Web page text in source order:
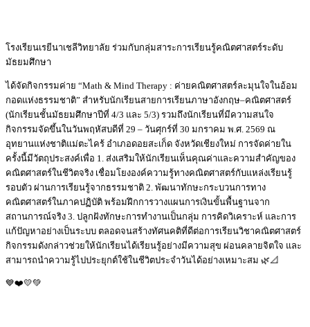
โรงเรียนเรยีนาเชลีวิทยาลัย ร่วมกับกลุ่มสาระการเรียนรู้คณิตศาสตร์ระดับ
มัธยมศึกษา
ได้จัดกิจกรรมค่าย “Math & Mind Therapy : ค่ายคณิตศาสตร์ละมุนใจในอ้อม
กอดแห่งธรรมชาติ” สำหรับนักเรียนสายการเรียนภาษาอังกฤษ–คณิตศาสตร์
(นักเรียนชั้นมัธยมศึกษาปีที่ 4/3 และ 5/3) รวมถึงนักเรียนที่มีความสนใจ
กิจกรรมจัดขึ้นในวันพฤหัสบดีที่ 29 – วันศุกร์ที่ 30 มกราคม พ.ศ. 2569 ณ
อุทยานแห่งชาติแม่ตะไคร้ อำเภอดอยสะเก็ด จังหวัดเชียงใหม่ การจัดค่ายใน
ครั้งนี้มีวัตถุประสงค์เพื่อ 1. ส่งเสริมให้นักเรียนเห็นคุณค่าและความสำคัญของ
คณิตศาสตร์ในชีวิตจริง เชื่อมโยงองค์ความรู้ทางคณิตศาสตร์กับแหล่งเรียนรู้
รอบตัว ผ่านการเรียนรู้จากธรรมชาติ 2. พัฒนาทักษะกระบวนการทาง
คณิตศาสตร์ในภาคปฏิบัติ พร้อมฝึกการวางแผนการเงินขั้นพื้นฐานจาก
สถานการณ์จริง 3. ปลูกฝังทักษะการทำงานเป็นกลุ่ม การคิดวิเคราะห์ และการ
แก้ปัญหาอย่างเป็นระบบ ตลอดจนสร้างทัศนคติที่ดีต่อการเรียนวิชาคณิตศาสตร์
กิจกรรมดังกล่าวช่วยให้นักเรียนได้เรียนรู้อย่างมีความสุข ผ่อนคลายจิตใจ และ
สามารถนำความรู้ไปประยุกต์ใช้ในชีวิตประจำวันได้อย่างเหมาะสม 🌿📐
💙❤️💛💚